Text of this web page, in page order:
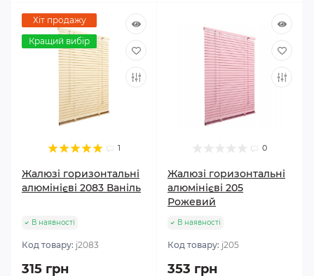
Хіт продажу
Кращий вибір
1
Жалюзі горизонтальні
алюмінієві 2083 Ваніль
В наявності
Код товару: j2083
315 грн
0
Жалюзі горизонтальні
алюмінієві 205
Рожевий
В наявності
Код товару: j205
353 грн